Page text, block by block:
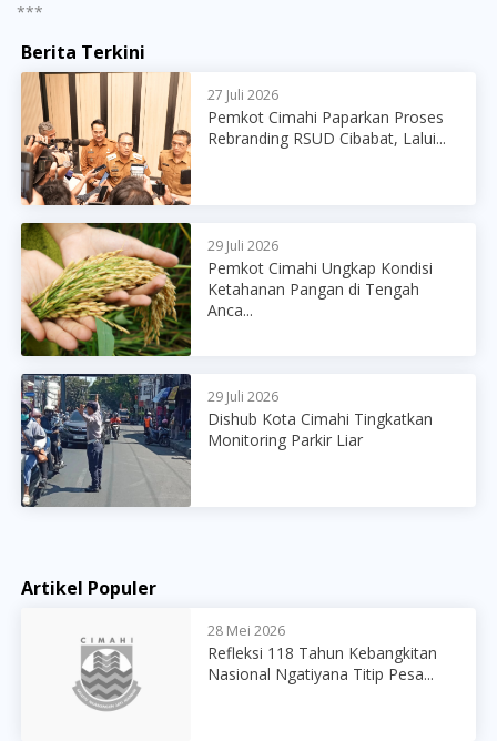
***
Berita Terkini
27 Juli 2026
Pemkot Cimahi Paparkan Proses
Rebranding RSUD Cibabat, Lalui...
29 Juli 2026
Pemkot Cimahi Ungkap Kondisi
Ketahanan Pangan di Tengah
Anca...
29 Juli 2026
Dishub Kota Cimahi Tingkatkan
Monitoring Parkir Liar
Artikel Populer
28 Mei 2026
Refleksi 118 Tahun Kebangkitan
Nasional Ngatiyana Titip Pesa...